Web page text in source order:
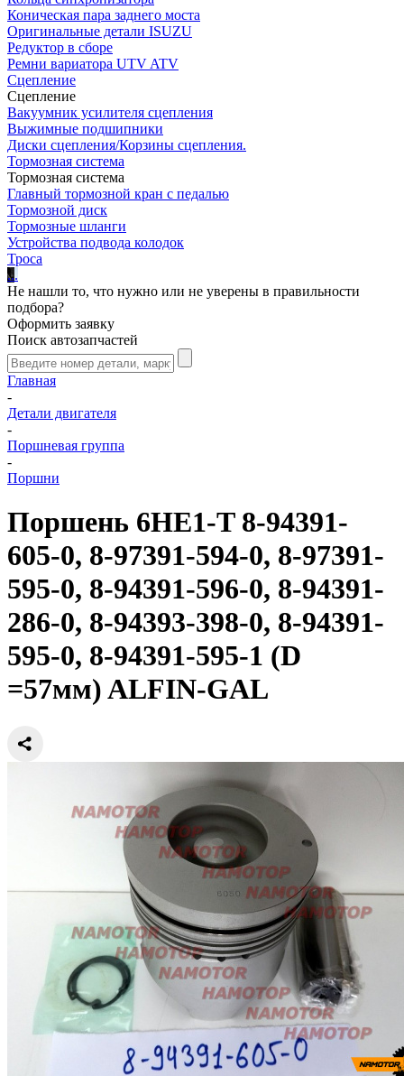
Коническая пара заднего моста
Оригинальные детали ISUZU
Редуктор в сборе
Ремни вариатора UTV ATV
Сцепление
Сцепление
Вакуумник усилителя сцепления
Выжимные подшипники
Диски сцепления/Корзины сцепления.
Тормозная система
Тормозная система
Главный тормозной кран с педалью
Тормозной диск
Тормозные шланги
Устройства подвода колодок
Троса
...
Не нашли то, что нужно или не уверены в правильности
подбора?
Оформить заявку
Поиск автозапчастей
Главная
-
Детали двигателя
-
Поршневая группа
-
Поршни
Поршень 6HE1-T 8-94391-
605-0, 8-97391-594-0, 8-97391-
595-0, 8-94391-596-0, 8-94391-
286-0, 8-94393-398-0, 8-94391-
595-0, 8-94391-595-1 (D
=57мм) ALFIN-GAL